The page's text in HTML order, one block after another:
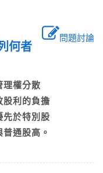
問題討論
何者
理權分散
股利的負擔
先於特別股
通股高。